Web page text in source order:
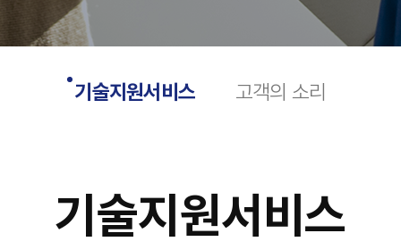
기술지원서비스 고객의 소리
기술지원서비스